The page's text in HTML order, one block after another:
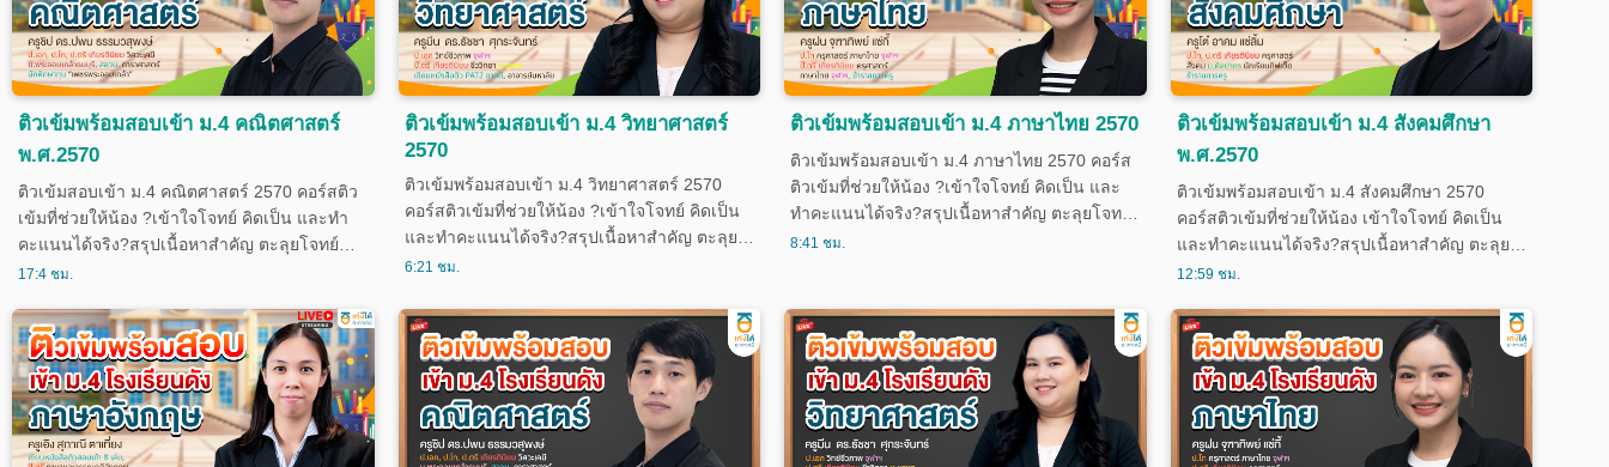
ติวเข้มพร้อมสอบเข้า ม.4 คณิตศาสตร์
พ.ศ.2570
ติวเข้มสอบเข้า ม.4 คณิตศาสตร์ 2570 คอร์สติว
เข้มที่ช่วยให้น้อง ?เข้าใจโจทย์ คิดเป็น และทำ
คะแนนได้จริง?สรุปเนื้อหาสำคัญ ตะลุยโจทย์
พร้อมเทคนิคทำข้อสอบ เพิ่มความแม่นและความ
เข้า ม.4 โรงเรียนชั้นนำ และสนามสอบแข่งขัน
ต่าง ๆ จำนวน 30 ครั้ง
17:4 ชม.
ติวเข้มพร้อมสอบเข้า ม.4 วิทยาศาสตร์
2570
ติวเข้มพร้อมสอบเข้า ม.4 วิทยาศาสตร์ 2570
คอร์สติวเข้มที่ช่วยให้น้อง ?เข้าใจโจทย์ คิดเป็น
และทำคะแนนได้จริง?สรุปเนื้อหาสำคัญ ตะลุย
โจทย์ พร้อมเทคนิคทำข้อสอบ เพิ่มความแม่นและ
สอบเข้า ม.4 โรงเรียนชั้นนำ และสนามสอบ
แข่งขันต่าง ๆ ครอบคุมเนื้อหาสำคัญ 4 ส่วน
คอร์สมีจำนวน 30 ครั้ง
6:21 ชม.
ติวเข้มพร้อมสอบเข้า ม.4 ภาษาไทย 2570
ติวเข้มพร้อมสอบเข้า ม.4 ภาษาไทย 2570 คอร์ส
ติวเข้มที่ช่วยให้น้อง ?เข้าใจโจทย์ คิดเป็น และ
ทำคะแนนได้จริง?สรุปเนื้อหาสำคัญ ตะลุยโจทย์
พร้อมเทคนิคทำข้อสอบ เพิ่มความแม่นและความ
ต่าง ๆ ครอบคุมเนื้อหาสำคัญ 4 ส่วน คอร์สมี
จำนวน 30 ครั้ง
8:41 ชม.
ติวเข้มพร้อมสอบเข้า ม.4 สังคมศึกษา
พ.ศ.2570
ติวเข้มพร้อมสอบเข้า ม.4 สังคมศึกษา 2570
คอร์สติวเข้มที่ช่วยให้น้อง เข้าใจโจทย์ คิดเป็น
และทำคะแนนได้จริง?สรุปเนื้อหาสำคัญ ตะลุย
โจทย์ พร้อมเทคนิคทำข้อสอบ เพิ่มความแม่นและ
สอบเข้า ม.4 โรงเรียนชั้นนำ และสนามสอบ
แข่งขันต่าง ๆ ครอบคุมเนื้อหาสำคัญ 4 ส่วน
คอร์สมีจำนวน 30 ครั้ง
12:59 ชม.